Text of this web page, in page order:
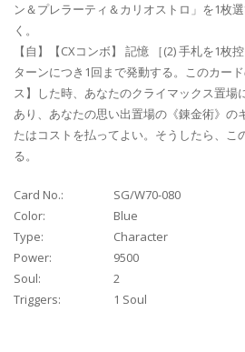
ン＆プレラーティ＆カリオストロ」を1枚
く。
【自】【CXコンボ】 記憶 ［(2) 手札を1枚
ターンにつき1回まで発動する。このカー
ス】した時、あなたのクライマックス置場
あり、あなたの思い出置場の《錬金術》の
たはコストを払ってよい。そうしたら、こ
る。
Card No.: SG/W70-080
Color:
Blue
Type:
Character
Power:
9500
Soul:
2
Triggers:
1 Soul